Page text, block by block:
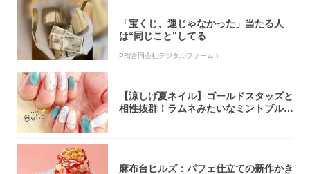
「宝くじ、運じゃなかった」当たる人
は“同じこと”してる
PR(合同会社デジタルファーム )
【涼しげ夏ネイル】ゴールドスタッズと
相性抜群！ラムネみたいなミントブルー
麻布台ヒルズ：パフェ仕立ての新作かき